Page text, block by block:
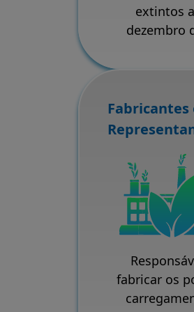
extintos
dezembro
Fabricantes
fabricar os